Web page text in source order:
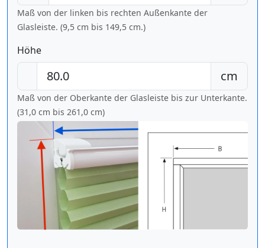
Maß von der linken bis rechten Außenkante der
Glasleiste. (9,5 cm bis 149,5 cm.)
Höhe
cm
Maß von der Oberkante der Glasleiste bis zur Unterkante.
(31,0 cm bis 261,0 cm)